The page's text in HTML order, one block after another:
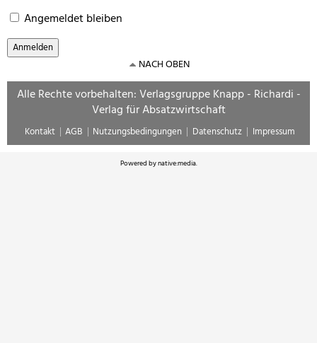
Angemeldet bleiben
NACH OBEN
Alle Rechte vorbehalten: Verlagsgruppe Knapp - Richardi -
Verlag für Absatzwirtschaft
Kontakt AGB Nutzungsbedingungen Datenschutz Impressum
Powered bynative:media.